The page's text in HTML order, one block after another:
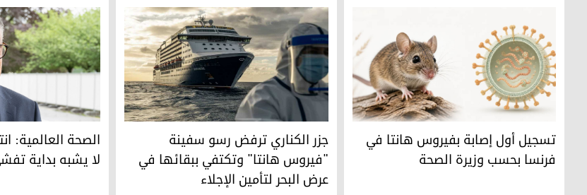
تسجيل أول إصابة بفيروس هانتا في فرنسا بحسب وزيرة الصحة
تسجيل أول إصابة بفيروس هانتا في
فرنسا بحسب وزيرة الصحة
جزر الكناري ترفض رسو سفينة "فيروس هانتا" وتكتفي ببقائها في عرض
جزر الكناري ترفض رسو سفينة
"فيروس هانتا" وتكتفي ببقائها في
عرض البحر لتأمين الإجلاء
مدير منظمة الصحة
الصحة العالمية:
لا يشبه بداية